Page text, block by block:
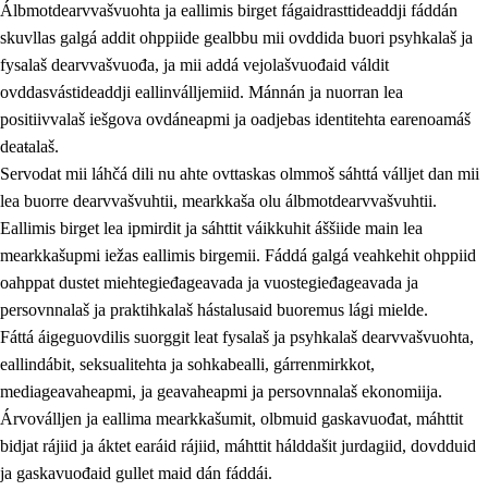
2. Oahppama prinsihpat, ovdáneapmi ja oahppahábmen
2.1 Sosiála oahppan ja ovdáneapmi
2.2 Gealbu fágain
2.3 Vuođđogálggat
2.4 Oahppat oahppat
Fágaidrasttideaddji fáttát
2.5 Fágaidrasttideaddji fáttát
Álbmotdearvvašvuohta ja eallimis birget fágaidrasttideaddji fáddán
skuvllas galgá addit ohppiide gealbbu mii ovddida buori psyhkalaš ja
fysalaš dearvvašvuođa, ja mii addá vejolašvuođaid váldit
ovddasvástideaddji eallinválljemiid. Mánnán ja nuorran lea
positiivvalaš iešgova ovdáneapmi ja oadjebas identitehta earenoamáš
deaŧalaš.
Servodat mii láhčá dili nu ahte ovttaskas olmmoš sáhttá válljet dan mii
lea buorre dearvvašvuhtii, mearkkaša olu álbmotdearvvašvuhtii.
Eallimis birget lea ipmirdit ja sáhttit váikkuhit áššiide main lea
mearkkašupmi iežas eallimis birgemii. Fáddá galgá veahkehit ohppiid
oahppat dustet miehtegieđageavada ja vuostegieđageavada ja
persovnnalaš ja praktihkalaš hástalusaid buoremus lági mielde.
Fáttá áigeguovdilis suorggit leat fysalaš ja psyhkalaš dearvvašvuohta,
eallindábit, seksualitehta ja sohkabealli, gárrenmirkkot,
mediageavaheapmi, ja geavaheapmi ja persovnnalaš ekonomiija.
Árvoválljen ja eallima mearkkašumit, olbmuid gaskavuođat, máhttit
bidjat rájiid ja áktet earáid rájiid, máhttit hálddašit jurdagiid, dovdduid
ja gaskavuođaid gullet maid dán fáddái.